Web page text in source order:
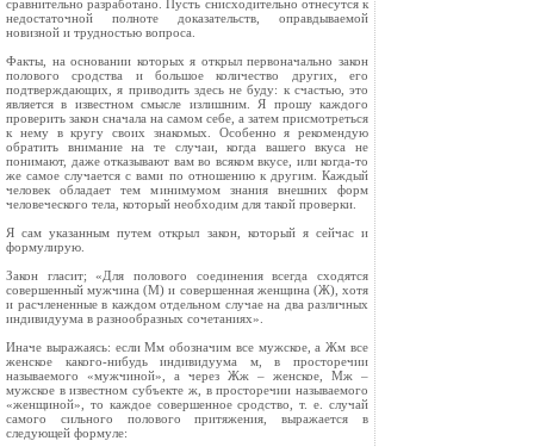
сравнительно разработано. Пусть снисходительно отнесутся к
недостаточной полноте доказательств, оправдываемой
новизной и трудностью вопроса.
Факты, на основании которых я открыл первоначально закон
полового сродства и большое количество других, его
подтверждающих, я приводить здесь не буду: к счастью, это
является в известном смысле излишним. Я прошу каждого
проверить закон сначала на самом себе, а затем присмотреться
к нему в кругу своих знакомых. Особенно я рекомендую
обратить внимание на те случаи, когда вашего вкуса не
понимают, даже отказывают вам во всяком вкусе, или когда‑то
же самое случается с вами по отношению к другим. Каждый
человек обладает тем минимумом знания внешних форм
человеческого тела, который необходим для такой проверки.
Я сам указанным путем открыл закон, который я сейчас и
формулирую.
Закон гласит; «Для полового соединения всегда сходятся
совершенный мужчина (М) и совершенная женщина (Ж), хотя
и расчлененные в каждом отдельном случае на два различных
индивидуума в разнообразных сочетаниях».
Иначе выражаясь: если Mм обозначим все мужское, а Жм все
женское какого‑нибудь индивидуума м, в просторечии
называемого «мужчиной», а через Жж – женское, Mж –
мужское в известном субъекте ж, в просторечии называемого
«женщиной», то каждое совершенное сродство, т. е. случай
самого сильного полового притяжения, выражается в
следующей формуле: